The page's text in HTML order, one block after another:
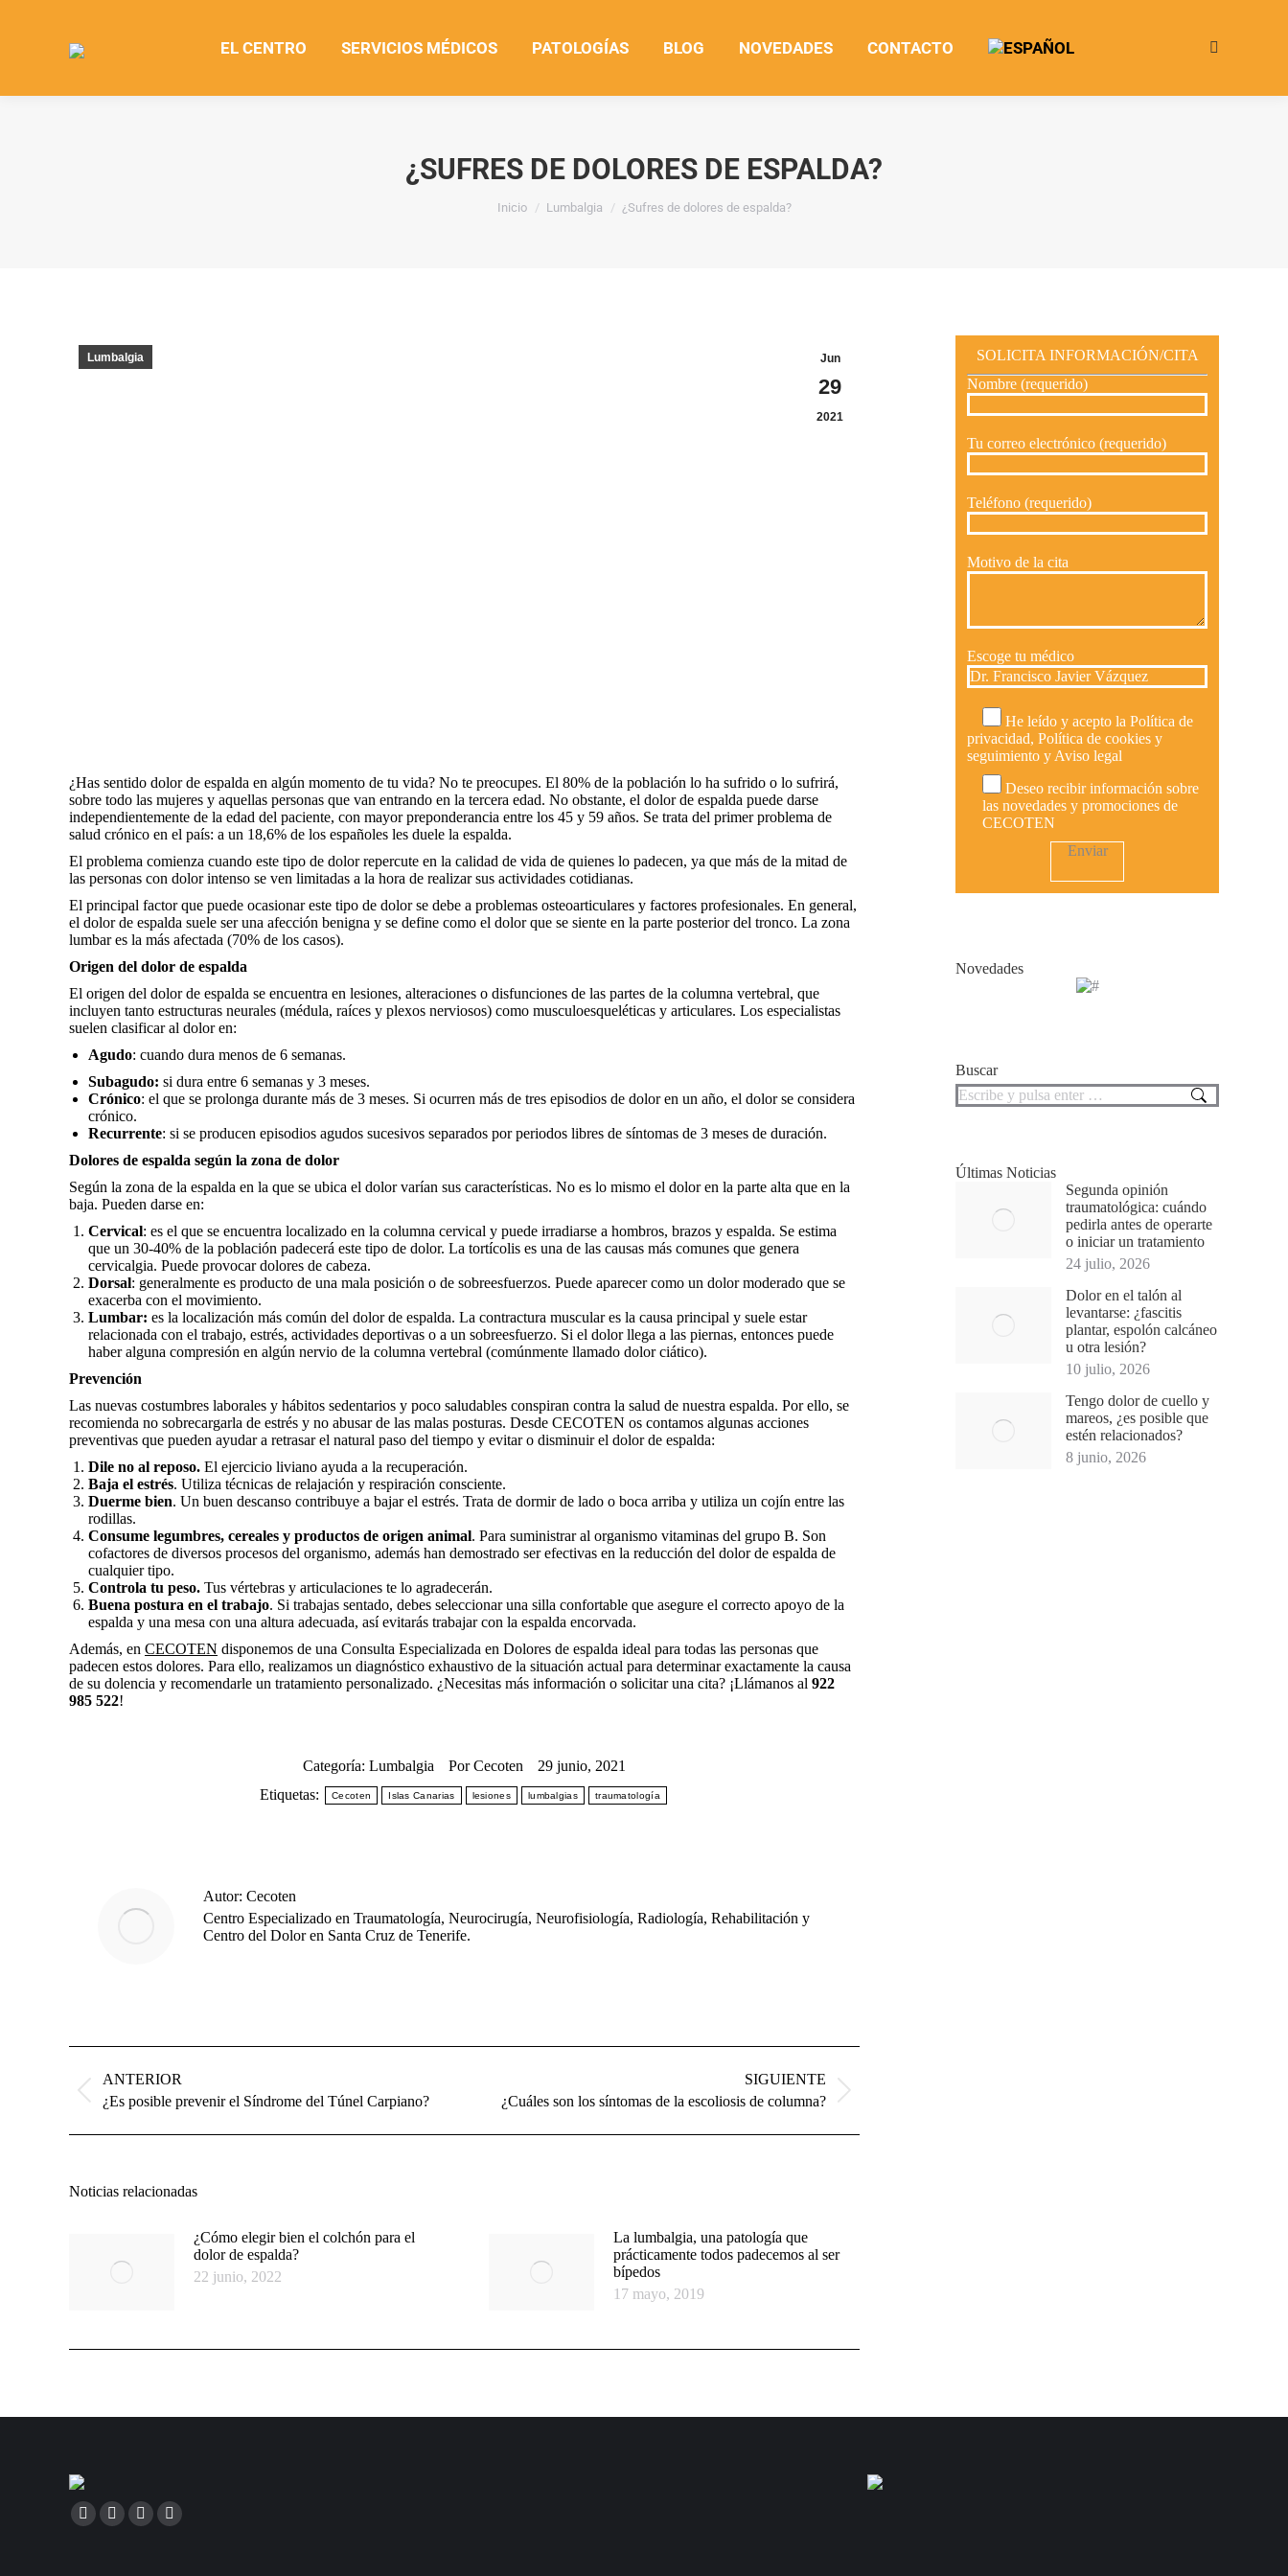
EL CENTRO SERVICIOS MÉDICOS PATOLOGÍAS BLOG NOVEDADES CONTACTO Buscar:
¿SUFRES DE DOLORES DE ESPALDA?
Inicio Lumbalgia ¿Sufres de dolores de espalda?
Jun
29
2021
Lumbalgia
¿Has sentido dolor de espalda en algún momento de tu vida? No te preocupes. El 80% de la población lo ha sufrido o lo sufrirá,
sobre todo las mujeres y aquellas personas que van entrando en la tercera edad. No obstante, el dolor de espalda puede darse
independientemente de la edad del paciente, con mayor preponderancia entre los 45 y 59 años. Se trata del primer problema de
salud crónico en el país: a un 18,6% de los españoles les duele la espalda.
El problema comienza cuando este tipo de dolor repercute en la calidad de vida de quienes lo padecen, ya que más de la mitad de
las personas con dolor intenso se ven limitadas a la hora de realizar sus actividades cotidianas.
El principal factor que puede ocasionar este tipo de dolor se debe a problemas osteoarticulares y factores profesionales. En general,
el dolor de espalda suele ser una afección benigna y se define como el dolor que se siente en la parte posterior del tronco. La zona
lumbar es la más afectada (70% de los casos).
Origen del dolor de espalda
El origen del dolor de espalda se encuentra en lesiones, alteraciones o disfunciones de las partes de la columna vertebral, que
incluyen tanto estructuras neurales (médula, raíces y plexos nerviosos) como musculoesqueléticas y articulares. Los especialistas
suelen clasificar al dolor en:
Agudo: cuando dura menos de 6 semanas.
Subagudo: si dura entre 6 semanas y 3 meses.
Crónico: el que se prolonga durante más de 3 meses. Si ocurren más de tres episodios de dolor en un año, el dolor se considera
crónico.
Recurrente: si se producen episodios agudos sucesivos separados por periodos libres de síntomas de 3 meses de duración.
Dolores de espalda según la zona de dolor
Según la zona de la espalda en la que se ubica el dolor varían sus características. No es lo mismo el dolor en la parte alta que en la
baja. Pueden darse en:
Cervical: es el que se encuentra localizado en la columna cervical y puede irradiarse a hombros, brazos y espalda. Se estima
que un 30-40% de la población padecerá este tipo de dolor. La tortícolis es una de las causas más comunes que genera
cervicalgia. Puede provocar dolores de cabeza.
Dorsal: generalmente es producto de una mala posición o de sobreesfuerzos. Puede aparecer como un dolor moderado que se
exacerba con el movimiento.
Lumbar: es la localización más común del dolor de espalda. La contractura muscular es la causa principal y suele estar
relacionada con el trabajo, estrés, actividades deportivas o a un sobreesfuerzo. Si el dolor llega a las piernas, entonces puede
haber alguna compresión en algún nervio de la columna vertebral (comúnmente llamado dolor ciático).
Prevención
Las nuevas costumbres laborales y hábitos sedentarios y poco saludables conspiran contra la salud de nuestra espalda. Por ello, se
recomienda no sobrecargarla de estrés y no abusar de las malas posturas. Desde CECOTEN os contamos algunas acciones
preventivas que pueden ayudar a retrasar el natural paso del tiempo y evitar o disminuir el dolor de espalda:
Dile no al reposo. El ejercicio liviano ayuda a la recuperación.
Baja el estrés. Utiliza técnicas de relajación y respiración consciente.
Duerme bien. Un buen descanso contribuye a bajar el estrés. Trata de dormir de lado o boca arriba y utiliza un cojín entre las
rodillas.
Consume legumbres, cereales y productos de origen animal. Para suministrar al organismo vitaminas del grupo B. Son
cofactores de diversos procesos del organismo, además han demostrado ser efectivas en la reducción del dolor de espalda de
cualquier tipo.
Controla tu peso. Tus vértebras y articulaciones te lo agradecerán.
Buena postura en el trabajo. Si trabajas sentado, debes seleccionar una silla confortable que asegure el correcto apoyo de la
espalda y una mesa con una altura adecuada, así evitarás trabajar con la espalda encorvada.
Además, en CECOTEN disponemos de una Consulta Especializada en Dolores de espalda ideal para todas las personas que
padecen estos dolores. Para ello, realizamos un diagnóstico exhaustivo de la situación actual para determinar exactamente la causa
de su dolencia y recomendarle un tratamiento personalizado. ¿Necesitas más información o solicitar una cita? ¡Llámanos al 922
985 522!
Categoría: Lumbalgia PorCecoten
29 junio, 2021
Etiquetas:
Cecoten Islas Canarias lesiones lumbalgias traumatología
Autor: Cecoten
Centro Especializado en Traumatología, Neurocirugía, Neurofisiología, Radiología, Rehabilitación y
Centro del Dolor en Santa Cruz de Tenerife.
publicaciones
ANTERIOR
Publicación
anterior:
¿Es posible prevenir el Síndrome del Túnel Carpiano?
SIGUIENTE
Publicación
siguiente:
¿Cuáles son los síntomas de la escoliosis de columna?
Noticias relacionadas
¿Cómo elegir bien el colchón para el
dolor de espalda?
22 junio, 2022
La lumbalgia, una patología que
prácticamente todos padecemos al ser
bípedos
17 mayo, 2019
SOLICITA INFORMACIÓN/CITA
Nombre (requerido)
Tu correo electrónico (requerido)
Teléfono (requerido)
Motivo de la cita
Escoge tu médico
He leído y acepto la Política de
privacidad, Política de cookies y
seguimiento y Aviso legal
Deseo recibir información sobre
las novedades y promociones de
CECOTEN
Novedades
Buscar
Buscar:
Últimas Noticias
Segunda opinión
traumatológica: cuándo
pedirla antes de operarte
o iniciar un tratamiento
24 julio, 2026
Dolor en el talón al
levantarse: ¿fascitis
plantar, espolón calcáneo
u otra lesión?
10 julio, 2026
Tengo dolor de cuello y
mareos, ¿es posible que
estén relacionados?
8 junio, 2026